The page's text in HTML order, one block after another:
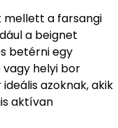
mellett a farsangi
a beignet
betérni egy
helyi bor
azoknak, akik
aktívan